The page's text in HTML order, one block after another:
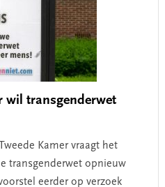
wil transgenderwet
Kamer vraagt het
transgenderwet opnieuw
eerder op verzoek